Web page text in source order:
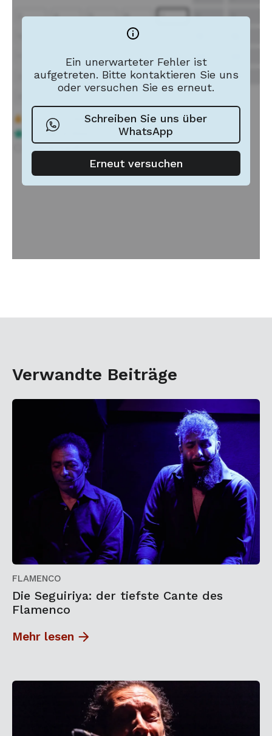
Verwandte Beiträge
FLAMENCO
Die Seguiriya: der tiefste Cante des
Flamenco
Mehr lesen